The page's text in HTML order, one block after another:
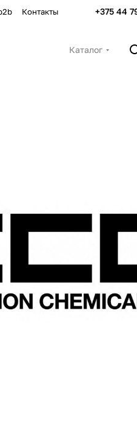
Контакты +375 44
Каталог